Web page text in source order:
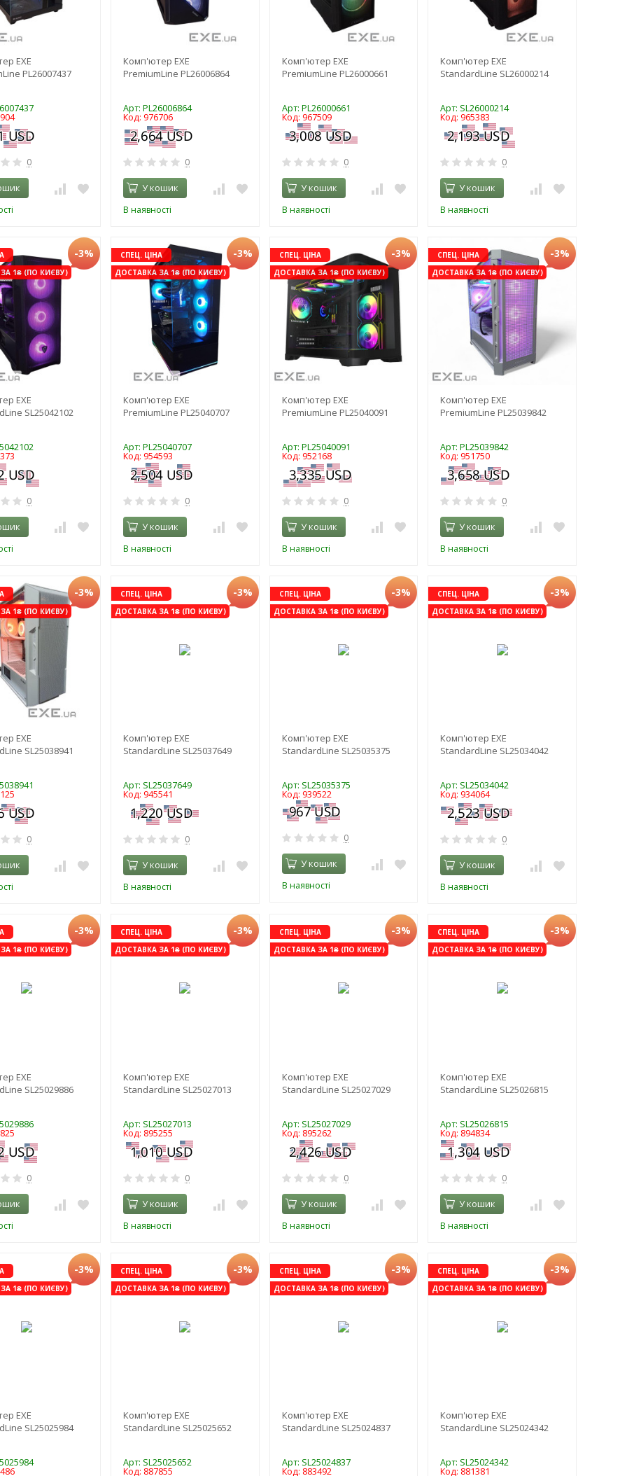
EXE
PL26007437
0
Комп'ютер EXE
PremiumLine PL26006864
Арт: PL26006864
Код: 976706
0
У кошик
В наявності
Комп'ютер EXE
PremiumLine PL26000661
Арт: PL26000661
Код: 967509
0
У кошик
В наявності
Комп'ютер EXE
StandardLine SL26000214
Арт: SL26000214
Код: 965383
0
У кошик
В наявності
1₴ (ПО КИЄВУ)
-3%
EXE
SL25042102
0
СПЕЦ. ЦІНА
ДОСТАВКА ЗА 1₴ (ПО КИЄВУ)
-3%
Комп'ютер EXE
PremiumLine PL25040707
Арт: PL25040707
Код: 954593
0
У кошик
В наявності
СПЕЦ. ЦІНА
ДОСТАВКА ЗА 1₴ (ПО КИЄВУ)
-3%
Комп'ютер EXE
PremiumLine PL25040091
Арт: PL25040091
Код: 952168
0
У кошик
В наявності
СПЕЦ. ЦІНА
ДОСТАВКА ЗА 1₴ (ПО КИЄВУ)
-3%
Комп'ютер EXE
PremiumLine PL25039842
Арт: PL25039842
Код: 951750
0
У кошик
В наявності
1₴ (ПО КИЄВУ)
-3%
EXE
SL25038941
0
СПЕЦ. ЦІНА
ДОСТАВКА ЗА 1₴ (ПО КИЄВУ)
-3%
Комп'ютер EXE
StandardLine SL25037649
Арт: SL25037649
Код: 945541
0
У кошик
В наявності
СПЕЦ. ЦІНА
ДОСТАВКА ЗА 1₴ (ПО КИЄВУ)
-3%
Комп'ютер EXE
StandardLine SL25035375
Арт: SL25035375
Код: 939522
0
У кошик
В наявності
СПЕЦ. ЦІНА
ДОСТАВКА ЗА 1₴ (ПО КИЄВУ)
-3%
Комп'ютер EXE
StandardLine SL25034042
Арт: SL25034042
Код: 934064
0
У кошик
В наявності
1₴ (ПО КИЄВУ)
-3%
EXE
SL25029886
0
СПЕЦ. ЦІНА
ДОСТАВКА ЗА 1₴ (ПО КИЄВУ)
-3%
Комп'ютер EXE
StandardLine SL25027013
Арт: SL25027013
Код: 895255
0
У кошик
В наявності
СПЕЦ. ЦІНА
ДОСТАВКА ЗА 1₴ (ПО КИЄВУ)
-3%
Комп'ютер EXE
StandardLine SL25027029
Арт: SL25027029
Код: 895262
0
У кошик
В наявності
СПЕЦ. ЦІНА
ДОСТАВКА ЗА 1₴ (ПО КИЄВУ)
-3%
Комп'ютер EXE
StandardLine SL25026815
Арт: SL25026815
Код: 894834
0
У кошик
В наявності
1₴ (ПО КИЄВУ)
-3%
EXE
SL25025984
СПЕЦ. ЦІНА
ДОСТАВКА ЗА 1₴ (ПО КИЄВУ)
-3%
Комп'ютер EXE
StandardLine SL25025652
Арт: SL25025652
Код: 887855
СПЕЦ. ЦІНА
ДОСТАВКА ЗА 1₴ (ПО КИЄВУ)
-3%
Комп'ютер EXE
StandardLine SL25024837
Арт: SL25024837
Код: 883492
СПЕЦ. ЦІНА
ДОСТАВКА ЗА 1₴ (ПО КИЄВУ)
-3%
Комп'ютер EXE
StandardLine SL25024342
Арт: SL25024342
Код: 881381